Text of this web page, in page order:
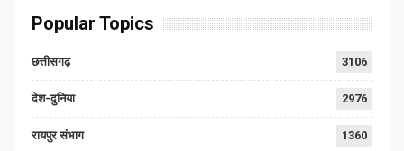
Popular Topics
छत्तीसगढ़ 3106
देश-दुनिया 2976
रायपुर संभाग 1360